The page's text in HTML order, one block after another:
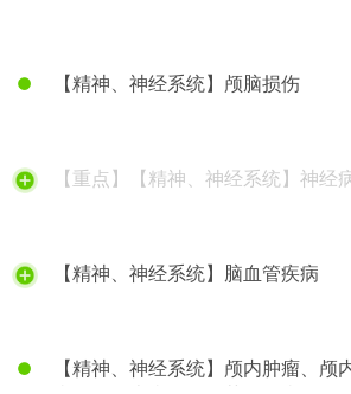
【精神、神经系统】颅脑损伤
【重点】【精神、神经系统】神经
【精神、神经系统】脑血管疾病
【精神、神经系统】颅内肿瘤、颅